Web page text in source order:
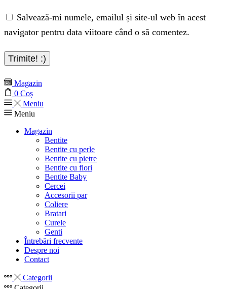
Salvează-mi numele, emailul și site-ul web în acest
navigator pentru data viitoare când o să comentez.
Magazin
0 Coș
Meniu
Meniu
Magazin
Bentite
Bentite cu perle
Bentite cu pietre
Bentite cu flori
Bentite Baby
Cercei
Accesorii par
Coliere
Bratari
Curele
Genti
Întrebări frecvente
Despre noi
Contact
Categorii